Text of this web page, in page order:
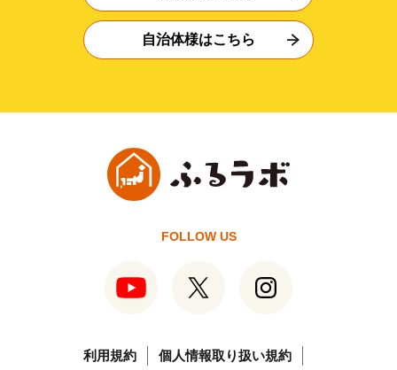
自治体様はこちら
FOLLOW US
利用規約 個人情報取り扱い規約